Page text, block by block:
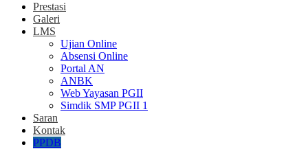
Prestasi
Galeri
LMS
Ujian Online
Absensi Online
Portal AN
ANBK
Web Yayasan PGII
Simdik SMP PGII 1
Saran
Kontak
PPDB